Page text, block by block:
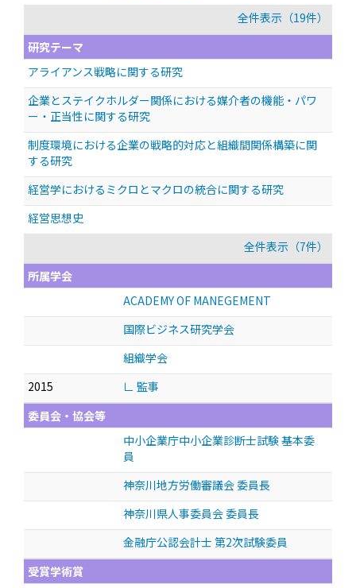
全件表示（19件）
研究テーマ
アライアンス戦略に関する研究
企業とステイクホルダー関係における媒介者の機能・パワ
ー・正当性に関する研究
制度環境における企業の戦略的対応と組織間関係構築に関
する研究
経営学におけるミクロとマクロの統合に関する研究
経営思想史
全件表示（7件）
所属学会
ACADEMY OF MANEGEMENT
国際ビジネス研究学会
組織学会
2015
∟ 監事
委員会・協会等
中小企業庁中小企業診断士試験 基本委
員
神奈川地方労働審議会 委員長
神奈川県人事委員会 委員長
金融庁公認会計士 第2次試験委員
受賞学術賞